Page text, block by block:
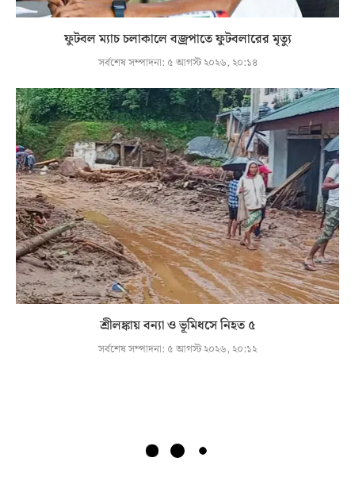
ফুটবল ম্যাচ চলাকালে বজ্রপাতে ফুটবলারের মৃত্যু
সর্বশেষ সম্পাদনা: ৫ আগস্ট ২০২৬, ২০:১৪
শ্রীলঙ্কায় বন্যা ও ভূমিধসে নিহত ৫
সর্বশেষ সম্পাদনা: ৫ আগস্ট ২০২৬, ২০:১২